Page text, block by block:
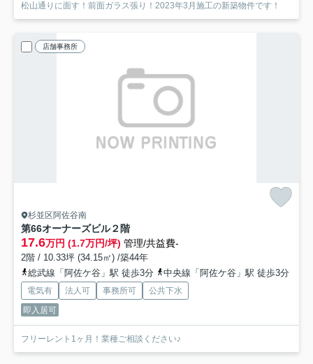
松山通りに面す！前面ガラス張り！2023年3月施工の新築物件です！
店舗事務所
杉並区阿佐谷南
第66オーナーズビル２階
17.6万円 (1.7万円/坪) 管理/共益費-
2階 / 10.33坪 (34.15㎡) /築44年
総武線「阿佐ケ谷」駅 徒歩3分
中央線「阿佐ケ谷」駅 徒歩3分
電気有 法人可 事務所可
公共下水
即入居可
フリーレント1ヶ月！業種ご相談ください♪